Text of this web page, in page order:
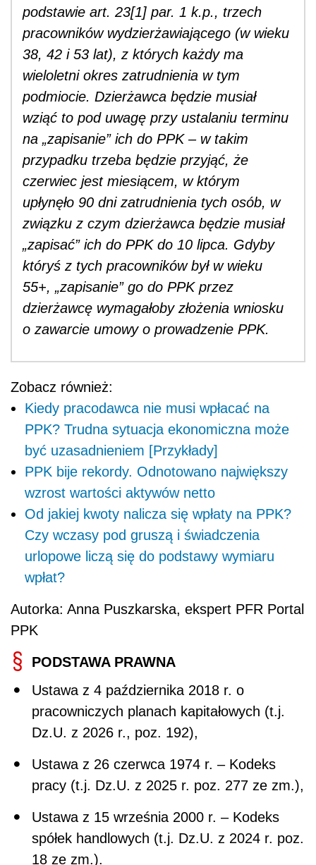
podstawie art. 23[1] par. 1 k.p., trzech
pracowników wydzierżawiającego (w wieku
38, 42 i 53 lat), z których każdy ma
wieloletni okres zatrudnienia w tym
podmiocie. Dzierżawca będzie musiał
wziąć to pod uwagę przy ustalaniu terminu
na „zapisanie” ich do PPK – w takim
przypadku trzeba będzie przyjąć, że
czerwiec jest miesiącem, w którym
upłynęło 90 dni zatrudnienia tych osób, w
związku z czym dzierżawca będzie musiał
„zapisać” ich do PPK do 10 lipca. Gdyby
któryś z tych pracowników był w wieku
55+, „zapisanie” go do PPK przez
dzierżawcę wymagałoby złożenia wniosku
o zawarcie umowy o prowadzenie PPK.
Zobacz również:
Kiedy pracodawca nie musi wpłacać na
PPK? Trudna sytuacja ekonomiczna może
być uzasadnieniem [Przykłady]
PPK bije rekordy. Odnotowano największy
wzrost wartości aktywów netto
Od jakiej kwoty nalicza się wpłaty na PPK?
Czy wczasy pod gruszą i świadczenia
urlopowe liczą się do podstawy wymiaru
wpłat?
Autorka: Anna Puszkarska, ekspert PFR Portal
PPK
PODSTAWA PRAWNA
Ustawa z 4 października 2018 r. o
pracowniczych planach kapitałowych (t.j.
Dz.U. z 2026 r., poz. 192),
Ustawa z 26 czerwca 1974 r. – Kodeks
pracy (t.j. Dz.U. z 2025 r. poz. 277 ze zm.),
Ustawa z 15 września 2000 r. – Kodeks
spółek handlowych (t.j. Dz.U. z 2024 r. poz.
18 ze zm.).